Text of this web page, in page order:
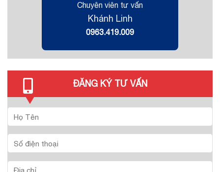
Chuyên viên tư vấn
Khánh Linh
0963.419.009
ĐĂNG KÝ TƯ VẤN